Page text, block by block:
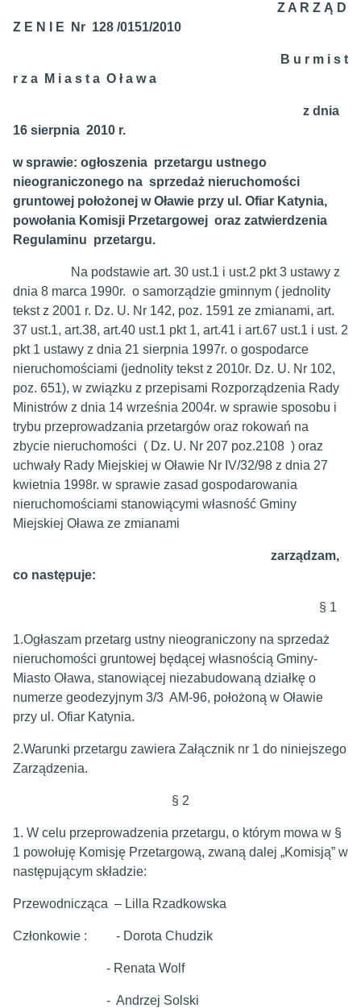
Z A R Z Ą D
Z E N I E Nr 128 /0151/2010
B u r m i s t
r z a M i a s t a O ł a w a
z dnia
16 sierpnia 2010 r.
w sprawie: ogłoszenia przetargu ustnego
nieograniczonego na sprzedaż nieruchomości
gruntowej położonej w Oławie przy ul. Ofiar Katynia,
powołania Komisji Przetargowej oraz zatwierdzenia
Regulaminu przetargu.
Na podstawie art. 30 ust.1 i ust.2 pkt 3 ustawy z
dnia 8 marca 1990r. o samorządzie gminnym ( jednolity
tekst z 2001 r. Dz. U. Nr 142, poz. 1591 ze zmianami, art.
37 ust.1, art.38, art.40 ust.1 pkt 1, art.41 i art.67 ust.1 i ust. 2
pkt 1 ustawy z dnia 21 sierpnia 1997r. o gospodarce
nieruchomościami (jednolity tekst z 2010r. Dz. U. Nr 102,
poz. 651), w związku z przepisami Rozporządzenia Rady
Ministrów z dnia 14 września 2004r. w sprawie sposobu i
trybu przeprowadzania przetargów oraz rokowań na
zbycie nieruchomości ( Dz. U. Nr 207 poz.2108 ) oraz
uchwały Rady Miejskiej w Oławie Nr IV/32/98 z dnia 27
kwietnia 1998r. w sprawie zasad gospodarowania
nieruchomościami stanowiącymi własność Gminy
Miejskiej Oława ze zmianami
zarządzam,
co następuje:
§ 1
1.Ogłaszam przetarg ustny nieograniczony na sprzedaż
nieruchomości gruntowej będącej własnością Gminy-
Miasto Oława, stanowiącej niezabudowaną działkę o
numerze geodezyjnym 3/3 AM-96, położoną w Oławie
przy ul. Ofiar Katynia.
2.Warunki przetargu zawiera Załącznik nr 1 do niniejszego
Zarządzenia.
§ 2
1. W celu przeprowadzenia przetargu, o którym mowa w §
1 powołuję Komisję Przetargową, zwaną dalej „Komisją” w
następującym składzie:
Przewodnicząca – Lilla Rzadkowska
Członkowie : - Dorota Chudzik
- Renata Wolf
- Andrzej Solski